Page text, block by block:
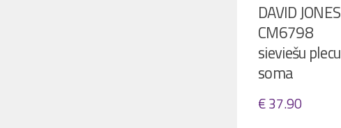
DAVID JONES
CM6798
sieviešu plecu
soma
€37.90